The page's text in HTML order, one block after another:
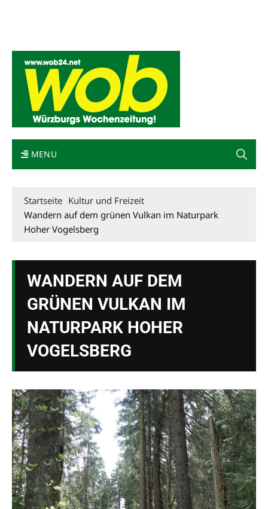
MENU
Startseite Kultur und Freizeit
Wandern auf dem grünen Vulkan im Naturpark
Hoher Vogelsberg
WANDERN AUF DEM
GRÜNEN VULKAN IM
NATURPARK HOHER
VOGELSBERG